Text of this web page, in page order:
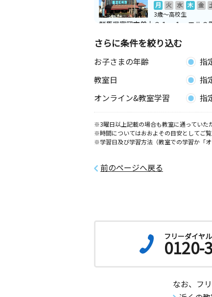
月 火 水 木 金
3歳～高校生
群馬県富岡市曽木３１－１ エル２
笹森教室
木 金
群馬県甘楽郡甘楽町福島１２６０－
さくほ教室
0歳～高校生
長野県南佐久郡佐久穂町海瀬２２
月
3歳～高校生
群馬県高崎市吉井町吉井３０７
臼田中央教室
水 木 金
さらに条件を絞り込む
お子さまの年齢 指
教室日
指
オンライン&教室学習
指
※3曜日以上記載の場合も教室に通っていた
※時間についてはおおよその目安としてご
※学習日及び学習方法（教室での学習か「
前のページへ戻る
フリーダイヤル
0120-
なお、フ